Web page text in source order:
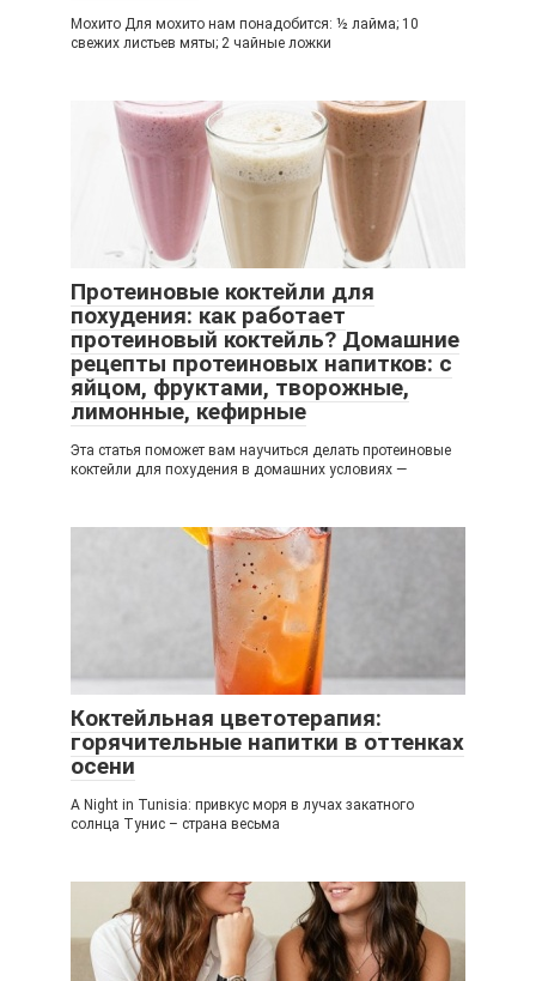
Мохито Для мохито нам понадобится: ½ лайма; 10
свежих листьев мяты; 2 чайные ложки
Протеиновые коктейли для
похудения: как работает
протеиновый коктейль? Домашние
рецепты протеиновых напитков: с
яйцом, фруктами, творожные,
лимонные, кефирные
Эта статья поможет вам научиться делать протеиновые
коктейли для похудения в домашних условиях —
Коктейльная цветотерапия:
горячительные напитки в оттенках
осени
A Night in Tunisia: привкус моря в лучах закатного
солнца Тунис – страна весьма